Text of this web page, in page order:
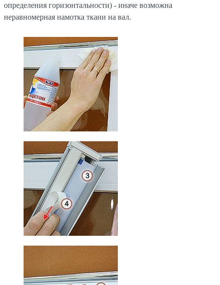
определения горизонтальности) - иначе возможна
неравномерная намотка ткани на вал.